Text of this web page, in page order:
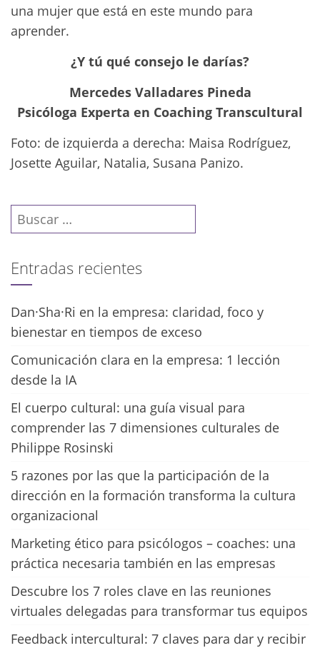
una mujer que está en este mundo para
aprender.
¿Y tú qué consejo le darías?
Mercedes Valladares Pineda
Psicóloga Experta en Coaching Transcultural
Foto: de izquierda a derecha: Maisa Rodríguez,
Josette Aguilar, Natalia, Susana Panizo.
Buscar:
Entradas recientes
Dan·Sha·Ri en la empresa: claridad, foco y
bienestar en tiempos de exceso
Comunicación clara en la empresa: 1 lección
desde la IA
El cuerpo cultural: una guía visual para
comprender las 7 dimensiones culturales de
Philippe Rosinski
5 razones por las que la participación de la
dirección en la formación transforma la cultura
organizacional
Marketing ético para psicólogos – coaches: una
práctica necesaria también en las empresas
Descubre los 7 roles clave en las reuniones
virtuales delegadas para transformar tus equipos
Feedback intercultural: 7 claves para dar y recibir